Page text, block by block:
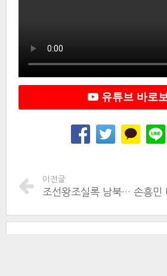
유튜브 바로
이전글
조선왕조실록 남북한 번역 차이는 손흥민